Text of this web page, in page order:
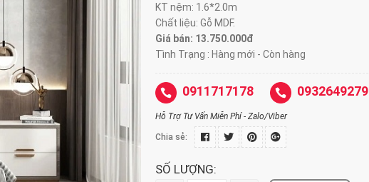
KT nệm: 1.6*2.0m
Chất liệu: Gỗ MDF.
Giá bán: 13.750.000đ
Tình Trạng : Hàng mới - Còn hàng
0911717178 0932649279
Hỗ Trợ Tư Vấn Miễn Phí - Zalo/Viber
Chia sẻ:
SỐ LƯỢNG: